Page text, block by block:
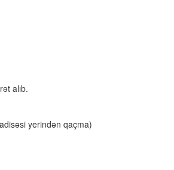
alıb.
yerindən qaçma)